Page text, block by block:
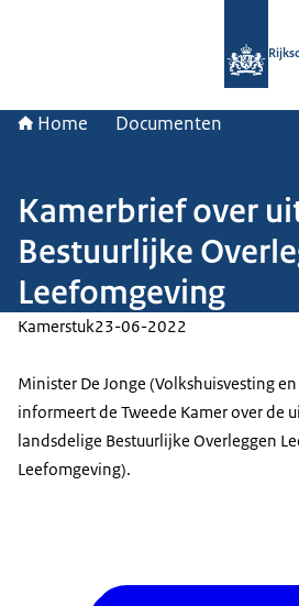
Home Documenten
Kamerbrief over
Bestuurlijke
Leefomgeving
Kamerstuk23-06-2022
Minister De Jonge (Volkshuisvesting
informeert de Tweede Kamer over de
landsdelige Bestuurlijke Overleggen
Leefomgeving).